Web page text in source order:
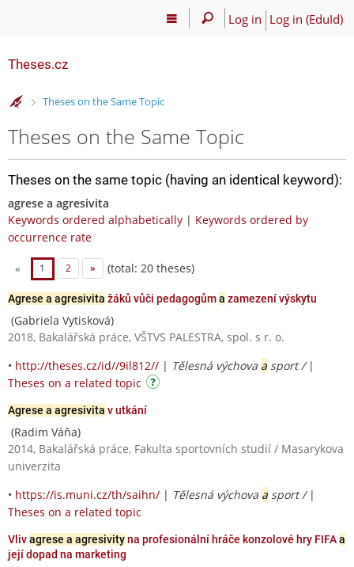
Log in Log in (EduId)
Theses.cz
>
Theses on the Same Topic
Theses on the Same Topic
Theses on the same topic (having an identical keyword):
agrese a agresivita
Keywords ordered alphabetically | Keywords ordered by
occurrence rate
« 1 2 » (total: 20 theses)
Agrese a agresivita žáků vůči pedagogůma zamezení výskytu
(Gabriela Vytisková)
2018, Bakalářská práce, VŠTVS PALESTRA, spol. s r. o.
• http://theses.cz/id//9il812// | Tělesná výchova a sport / |
Theses on a related topic
Agrese a agresivita v utkání
(Radim Váňa)
2014, Bakalářská práce, Fakulta sportovních studií / Masarykova
univerzita
• https://is.muni.cz/th/saihn/ | Tělesná výchova a sport / |
Theses on a related topic
Vlivagrese a agresivityna profesionální hráče konzolové hry FIFAa
její dopad na marketing